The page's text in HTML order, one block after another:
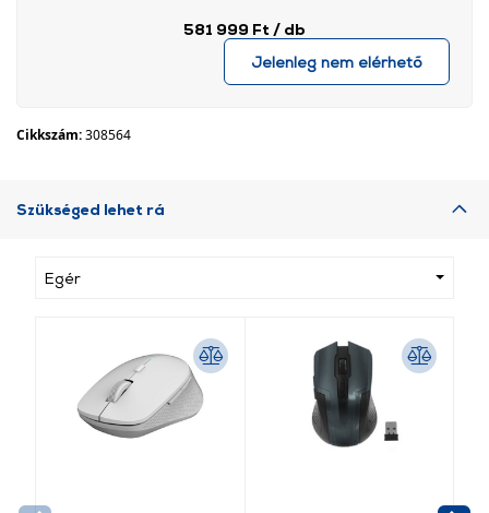
581 999 Ft / db
Jelenleg nem elérhető
Cikkszám:308564
Szükséged lehet rá
Egér